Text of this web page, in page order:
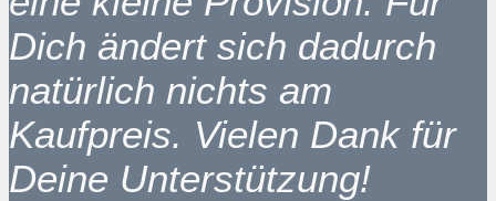
Dich ändert sich dadurch
natürlich nichts am
Kaufpreis. Vielen Dank für
Deine Unterstützung!